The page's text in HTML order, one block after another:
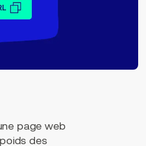
page web
des